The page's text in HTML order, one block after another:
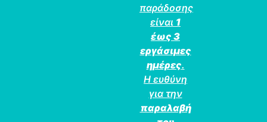
παράδοσης
είναι 1
έως 3
εργάσιμες
ημέρες.
Η ευθύνη
για την
παραλαβή